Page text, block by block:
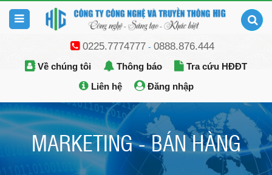
0225.7774777- 0888.876.444
Về chúng tôi Thông báo
Tra cứu HĐĐT
Liên hệ
Đăng nhập
MARKETING - BÁN HÀNG